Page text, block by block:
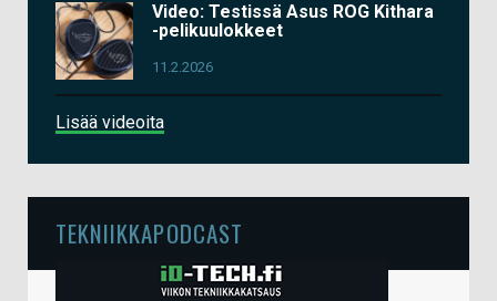
Video: Testissä Asus ROG Kithara
-pelikuulokkeet
11.2.2026
Lisää videoita
TEKNIIKKAPODCAST